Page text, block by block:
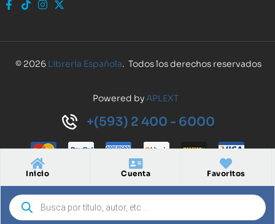
Inicio Cuenta Favoritos
© 2026 Librería Española. Todos los derechos reservados
Powered byAPLEXT
+(593) 2 400 - 6000